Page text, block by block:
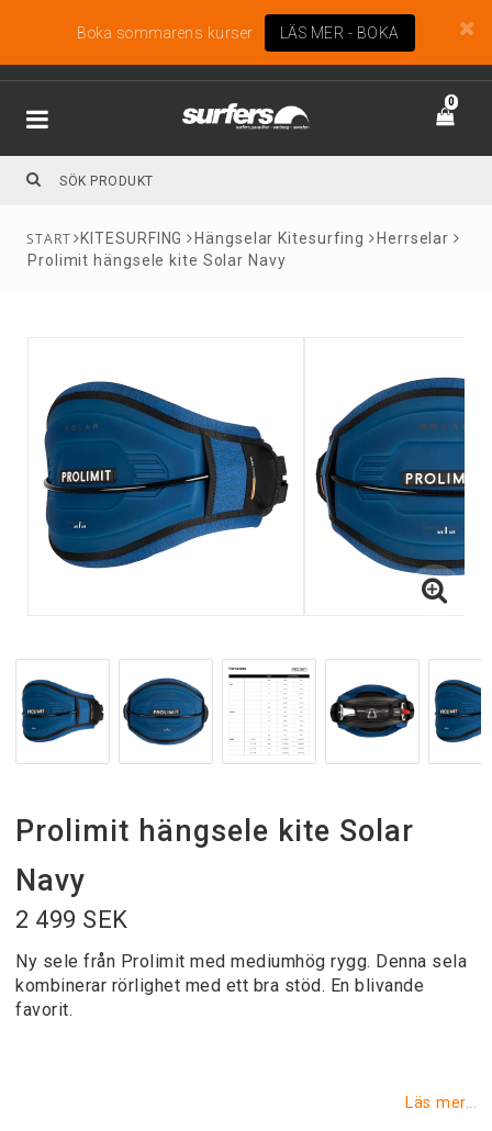
Boka sommarens kurser LÄS MER - BOKA
0
KITESURFING Hängselar Kitesurfing
Herrselar
Prolimit hängsele kite Solar Navy
Prolimit hängsele kite Solar
Navy
2 499 SEK
Ny sele från Prolimit med mediumhög rygg. Denna sela
kombinerar rörlighet med ett bra stöd. En blivande
favorit.
Läs mer...